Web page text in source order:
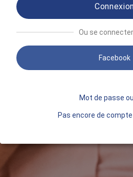
Ou se
Facebook
Mot de passe
Pas encore de compte